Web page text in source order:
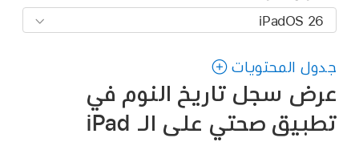
جدول المحتويات
عرض سجل تاريخ النوم في
تطبيق صحتي على الـ iPad